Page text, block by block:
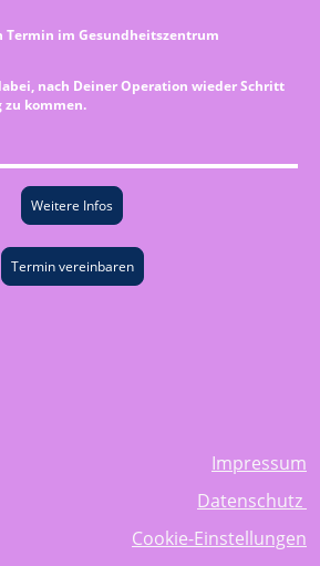
Termin im Gesundheitszentrum
nach Deiner Operation wieder Schritt
zu kommen.
Weitere Infos
Termin vereinbaren
Impressum
Datenschutz
Cookie-Einstellungen